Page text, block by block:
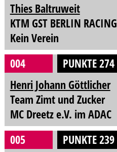
Thies Baltruweit
KTM GST BERLIN RACING
Kein Verein
004
PUNKTE 274
Henri Johann Göttlicher
Team Zimt und Zucker
MC Dreetz e.V. im ADAC
005
PUNKTE 239